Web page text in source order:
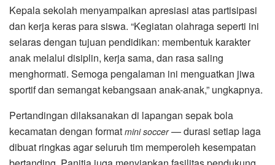
Kepala sekolah menyampaikan apresiasi atas partisipasi
dan kerja keras para siswa. “Kegiatan olahraga seperti ini
selaras dengan tujuan pendidikan: membentuk karakter
anak melalui disiplin, kerja sama, dan rasa saling
menghormati. Semoga pengalaman ini menguatkan jiwa
sportif dan semangat kebangsaan anak-anak,” ungkapnya.
Pertandingan dilaksanakan di lapangan sepak bola
kecamatan dengan format mini soccer— durasi setiap laga
dibuat ringkas agar seluruh tim memperoleh kesempatan